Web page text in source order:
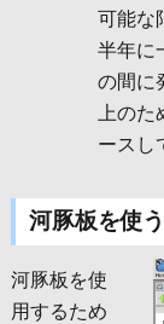
可能な
半年に
の間に
上の
ースし
河豚板を使
河豚板を使
用するため